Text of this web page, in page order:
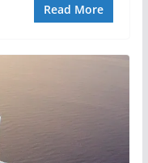
Read More